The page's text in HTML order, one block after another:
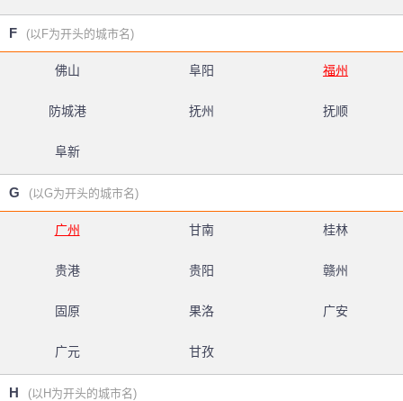
F (以F为开头的城市名)
佛山 阜阳 福州
防城港 抚州 抚顺
阜新
G (以G为开头的城市名)
广州 甘南 桂林
贵港 贵阳 赣州
固原 果洛 广安
广元 甘孜
H (以H为开头的城市名)